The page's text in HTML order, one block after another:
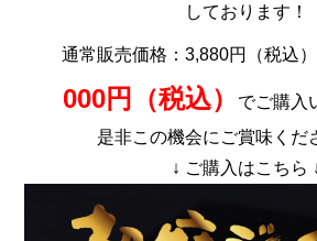
しております！
通常販売価格：3,880円（税込
000円（税込）
でご購入
是非この機会にご賞味くだ
↓ ご購入はこちら